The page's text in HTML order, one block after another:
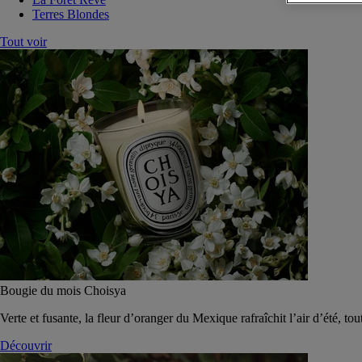
Terres Blondes
Tout voir
Bougie du mois Choisya
Verte et fusante, la fleur d’oranger du Mexique rafraîchit l’air d’été,
Découvrir